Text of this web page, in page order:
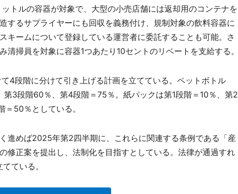
トルの容器が対象で、大型の小売店舗には返却用のコンテナを
するサプライヤーにも回収を義務付け、規制対象の飲料容器に
キームについて登録している運営者に委託することも可能。さ
清掃員を対象に容器1つあたり10セントのリベートを支給する。
4段階に分けて引き上げる計画を立てている。ペットボトル
3段階60％、第4段階＝75％。紙パックは第1段階＝10％、第2
50％としている。
進めば2025年第2四半期に、これらに関連する条例である「産
修正案を提出し、法制化を目指すとしている。法律が通過すれ
ている。